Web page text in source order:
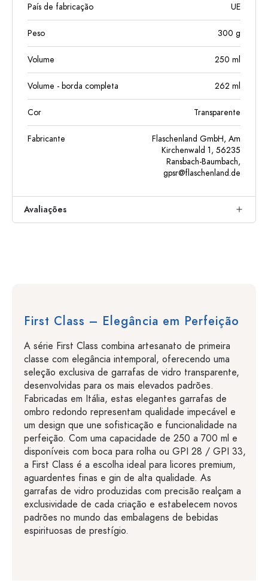
País de fabricação UE
Peso 300 g
Volume 250 ml
Volume - borda completa 262 ml
Cor Transparente
Fabricante
Flaschenland GmbH, Am
Kirchenwald 1, 56235
Ransbach-Baumbach,
gpsr@flaschenland.de
Avaliações
First Class – Elegância em Perfeição
A série First Class combina artesanato de primeira
classe com elegância intemporal, oferecendo uma
seleção exclusiva de garrafas de vidro transparente,
desenvolvidas para os mais elevados padrões.
Fabricadas em Itália, estas elegantes garrafas de
ombro redondo representam qualidade impecável e
um design que une sofisticação e funcionalidade na
perfeição. Com uma capacidade de 250 a 700 ml e
disponíveis com boca para rolha ou GPI 28 / GPI 33,
a First Class é a escolha ideal para licores premium,
aguardentes finas e gin de alta qualidade. As
garrafas de vidro produzidas com precisão realçam a
exclusividade de cada criação e estabelecem novos
padrões no mundo das embalagens de bebidas
espirituosas de prestígio.